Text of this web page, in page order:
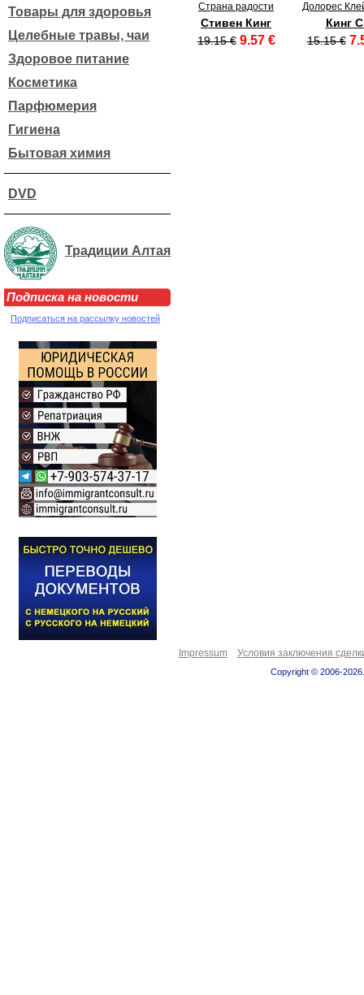
Товары для здоровья
Целебные травы, чаи
Здоровое питание
Косметика
Парфюмерия
Гигиена
Бытовая химия
DVD
Традиции Алтая
Подписка на новости
Подписаться на рассылку новостей
Страна радости
Стивен Кинг
19.15 € 9.57 €
Долорес
Кинг
15.15 €
Impressum Условия заключения
Copyright © 2006-